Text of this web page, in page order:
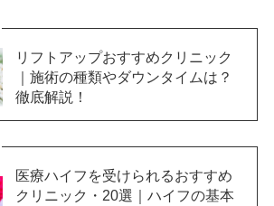
リフトアップおすすめクリニック
｜施術の種類やダウンタイムは？
徹底解説！
医療ハイフを受けられるおすすめ
クリニック・20選｜ハイフの基本